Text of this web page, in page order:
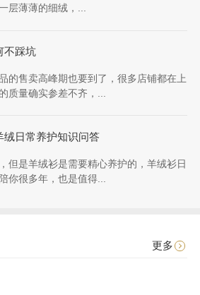
层薄薄的细绒，...
不踩坑
的售卖高峰期也要到了，很多店铺都在上
质量确实参差不齐，...
绒日常养护知识问答
但是羊绒衫是需要精心养护的，羊绒衫日
你很多年，也是值得...
更多